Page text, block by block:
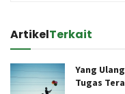
ArtikelTerkait
Yang
Tugas